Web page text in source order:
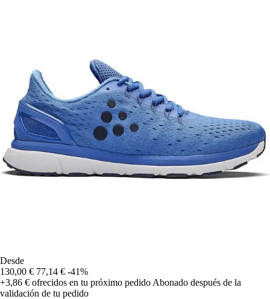
Desde
130,00 € 77,14 € -41%
+3,86 € ofrecidos en tu próximo pedido Abonado después de la
validación de tu pedido